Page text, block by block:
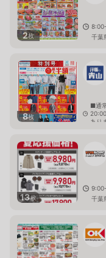
2枚
千葉
8枚
■通
あり
13枚
千葉